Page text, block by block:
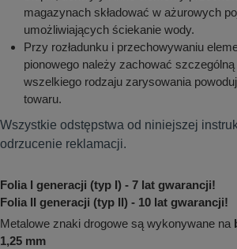
magazynach składować w ażurowych
umożliwiających ściekanie wody.
Przy rozładunku i przechowywaniu
pionowego należy zachować
wszelkiego rodzaju zarysowania
towaru.
Wszystkie odstępstwa od niniejszej
odrzucenie reklamacji.
Folia I generacji (typ I) - 7 lat gwarancji!
Folia II generacji (typ II) - 10 lat gwarancji!
Metalowe znaki drogowe są wykonywane na
1,25 mm